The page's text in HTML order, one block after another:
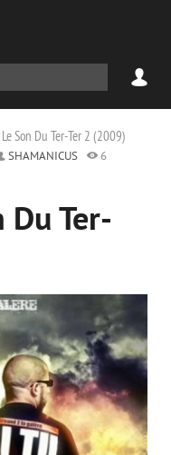
Son Du Ter-Ter 2 (2009)
SHAMANICUS
6
Du Ter-